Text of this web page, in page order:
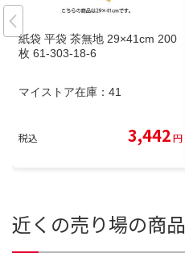
紙袋 平袋 茶無地 29×41cm 200
枚 61-303-18-6
マイストア在庫： 41
税込 3,442円
近くの売り場の商品